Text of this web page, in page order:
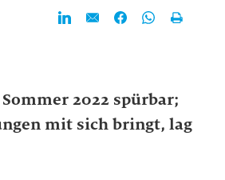
2022 spürbar;
mit sich bringt, lag